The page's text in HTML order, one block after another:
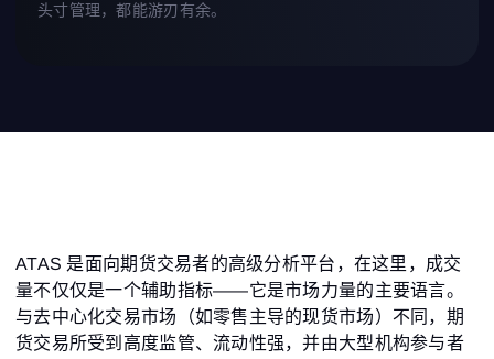
头寸管理，都能游刃有余。
ATAS 是面向期货交易者的高级分析平台，在这里，成交
量不仅仅是一个辅助指标——它是市场力量的主要语言。
与去中心化交易市场（如零售主导的现货市场）不同，期
货交易所受到高度监管、流动性强，并由大型机构参与者